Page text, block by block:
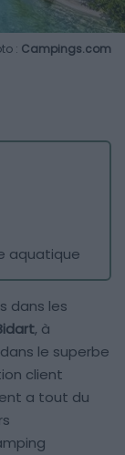
: Campings.com
aquatique
dans les
, à
le superbe
client
a tout du